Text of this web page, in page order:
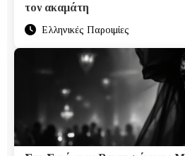
τον ακαμάτη
Ελληνικές Παροιμίες